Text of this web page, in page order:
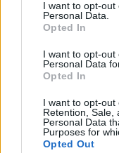
I want to opt-out
Personal Data.
Opted In
I want to opt-
Personal Data
Opted In
I want to opt-out
Retention, Sale,
Personal Data
Purposes for
Opted Out
bytte, vil han ikke
Supertalentet
som han hadde
Lease A bike,
Jonas Vingegaard